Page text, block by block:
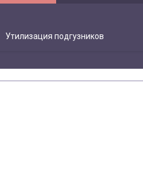
Утилизация подгузников